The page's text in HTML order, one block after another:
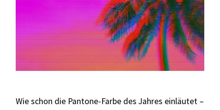
Wie schon die Pantone-Farbe des Jahres einläutet –